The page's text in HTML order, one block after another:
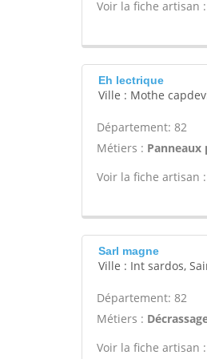
Voir la fiche artisan :
Eh lectrique
Ville : Mothe
Département: 82
Métiers :
Voir la fiche artisan :
Sarl magne
Ville : Int sardos,
Département: 82
Métiers :
Voir la fiche artisan :